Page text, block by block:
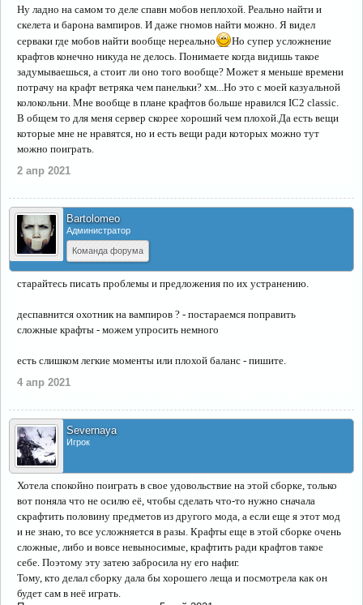
Ну ладно на самом то деле спавн мобов неплохой. Реально найти и
скелета и барона вампиров. И даже гномов найти можно. Я видел
серваки где мобов найти вообще нереально
Но супер усложнение
крафтов конечно никуда не делось. Понимаете когда видишь такое
задумываешься, а стоит ли оно того вообще? Может я меньше времени
потрачу на крафт ветряка чем панельки? хм...Но это с моей казуальной
колокольни. Мне вообще в плане крафтов больше нравился IC2 classic.
В общем то для меня сервер скорее хороший чем плохой.Да есть вещи
которые мне не нравятся, но и есть вещи ради которых можно тут
можно поиграть.
2 апр 2021
Bartolomeo
Администратор
Команда форума
старайтесь писать проблемы и предложения по их устранению.
деспавнится охотник на вампиров ? - постараемся поправить
сложные крафты - можем упросить немного
есть слишком легкие моменты или плохой баланс - пишите.
4 апр 2021
Severnaya
Игрок
Хотела спокойно поиграть в свое удовольствие на этой сборке, только
вот поняла что не осилю её, чтобы сделать что-то нужно сначала
скрафтить половину предметов из другого мода, а если еще я этот мод
и не знаю, то все усложняется в разы. Крафты еще в этой сборке очень
сложные, либо и вовсе невыносимые, крафтить ради крафтов такое
себе. Поэтому эту затею забросила ну его нафиг.
Тому, кто делал сборку дала бы хорошего леща и посмотрела как он
будет сам в неё играть.